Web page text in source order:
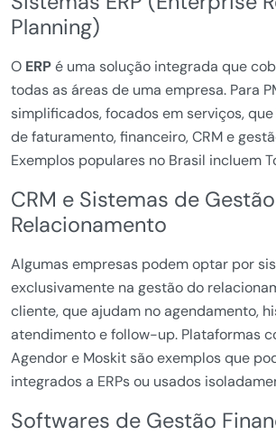
Planning)
O ERPé uma solução integrada que
todas as áreas de uma empresa. Para
simplificados, focados em serviços,
de faturamento, financeiro, CRM e
Exemplos populares no Brasil incluem
CRM e Sistemas de
Relacionamento
Algumas empresas podem optar por
exclusivamente na gestão do
cliente, que ajudam no agendamento,
atendimento e follow-up. Plataformas
Agendor e Moskit são exemplos que
integrados a ERPs ou usados
Softwares de Gestão